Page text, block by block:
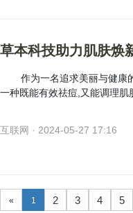
草本科技助力肌肤焕
作为一名追求美丽与健康
一种既能有效祛痘,又能调理肌
互联网 · 2024-05-27 17:16
« 1 2 3 4 5